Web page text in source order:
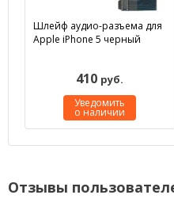
Шлейф аудио-разъема для
Apple iPhone 5 черный
410 руб.
Уведомить
о наличии
Отзывы